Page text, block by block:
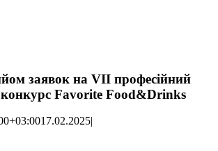
заявок на VII професійний
конкурс Favorite Food&Drinks
17.02.2025|